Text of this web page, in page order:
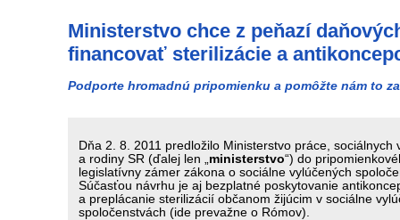
Ministerstvo chce z peňazí
financovať sterilizácie a
Podporte hromadnú pripomienku a pomôžte nám to
Dňa 2. 8. 2011 predložilo Ministerstvo práce, sociálnych
a rodiny SR (ďalej len „ ministerstvo“) do
legislatívny zámer zákona o sociálne vylúčených
Súčasťou návrhu je aj bezplatné poskytovanie
a preplácanie sterilizácií občanom žijúcim v sociálne
spoločenstvách (ide prevažne o Rómov).